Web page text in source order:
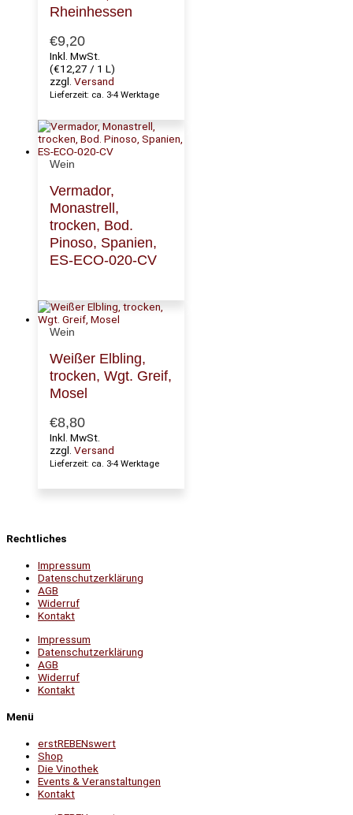
Rheinhessen
€9,20
Inkl. MwSt.
(€12,27 / 1 L)
zzgl. Versand
Lieferzeit: ca. 3-4 Werktage
Wein
Vermador,
Monastrell,
trocken, Bod.
Pinoso, Spanien,
ES-ECO-020-CV
Wein
Weißer Elbling,
trocken, Wgt. Greif,
Mosel
€8,80
Inkl. MwSt.
zzgl. Versand
Lieferzeit: ca. 3-4 Werktage
Rechtliches
Impressum
Datenschutzerklärung
AGB
Widerruf
Kontakt
Impressum
Datenschutzerklärung
AGB
Widerruf
Kontakt
Menü
erstREBENswert
Shop
Die Vinothek
Events & Veranstaltungen
Kontakt